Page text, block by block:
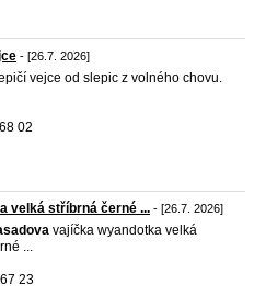
- [26.7. 2026]
vejce od slepic z volného chovu.
02
velká stříbrná černé ... - [26.7. 2026]
vajíčka wyandotka velká
...
23